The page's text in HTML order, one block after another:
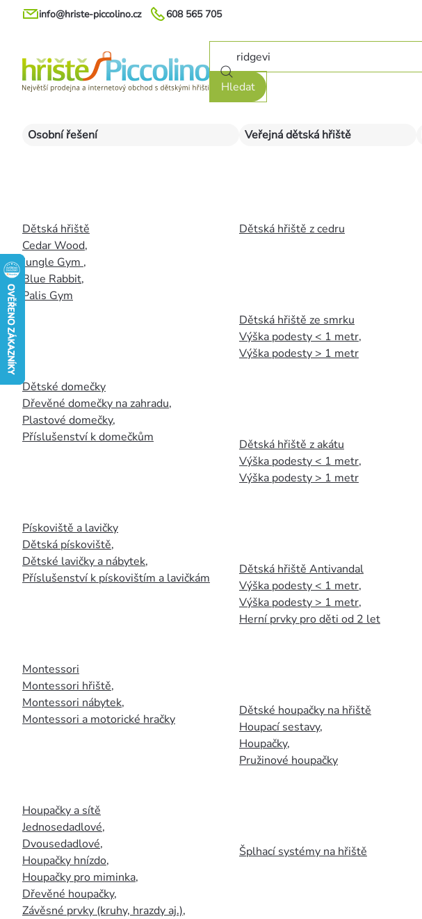
Přejít
608 565 705
info@hriste-piccolino.cz
Hledat
Osobní řešení
Dětská hřiště
Cedar Wood,
Jungle Gym ,
Blue Rabbit,
Palis Gym
Dětské domečky
Dřevěné domečky na zahradu,
Plastové domečky,
Příslušenství k domečkům
Pískoviště a lavičky
Dětská pískoviště,
Dětské lavičky a nábytek,
Příslušenství k pískovištím a lavičkám
Montessori
Montessori hřiště,
Montessori nábytek,
Montessori a motorické hračky
Houpačky a sítě
Jednosedadlové,
Dvousedadlové,
Houpačky hnízdo,
Houpačky pro miminka,
Dřevěné houpačky,
Závěsné prvky (kruhy, hrazdy aj.),
Veřejná dětská hřiště
Dětská hřiště z cedru
Dětská hřiště ze smrku
Výška podesty < 1 metr,
Výška podesty > 1 metr
Dětská hřiště z akátu
Výška podesty < 1 metr,
Výška podesty > 1 metr
Dětská hřiště Antivandal
Výška podesty < 1 metr,
Výška podesty > 1 metr,
Herní prvky pro děti od 2 let
Dětské houpačky na hřiště
Houpací sestavy,
Houpačky,
Pružinové houpačky
Šplhací systémy na hřiště